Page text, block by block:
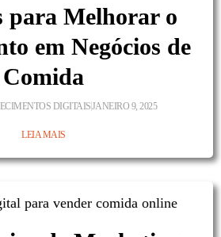
para Melhorar o
em Negócios de
Comida
DIGITAISJANEIRO 9, 2025
LEIA MAIS